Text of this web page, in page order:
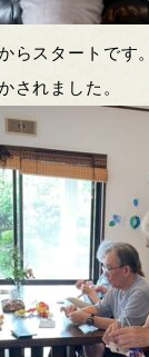
らスタートです。
されました。